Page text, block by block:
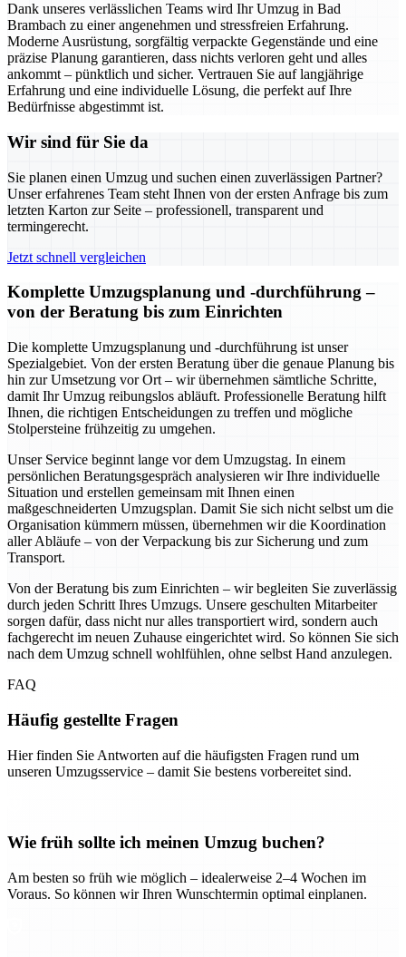
Dank unseres verlässlichen Teams wird Ihr Umzug in Bad
Brambach zu einer angenehmen und stressfreien Erfahrung.
Moderne Ausrüstung, sorgfältig verpackte Gegenstände und eine
präzise Planung garantieren, dass nichts verloren geht und alles
ankommt – pünktlich und sicher. Vertrauen Sie auf langjährige
Erfahrung und eine individuelle Lösung, die perfekt auf Ihre
Bedürfnisse abgestimmt ist.
Wir sind für Sie da
Sie planen einen Umzug und suchen einen zuverlässigen Partner?
Unser erfahrenes Team steht Ihnen von der ersten Anfrage bis zum
letzten Karton zur Seite – professionell, transparent und
termingerecht.
Jetzt schnell vergleichen
Komplette Umzugsplanung und -durchführung –
von der Beratung bis zum Einrichten
Die komplette Umzugsplanung und -durchführung ist unser
Spezialgebiet. Von der ersten Beratung über die genaue Planung bis
hin zur Umsetzung vor Ort – wir übernehmen sämtliche Schritte,
damit Ihr Umzug reibungslos abläuft. Professionelle Beratung hilft
Ihnen, die richtigen Entscheidungen zu treffen und mögliche
Stolpersteine frühzeitig zu umgehen.
Unser Service beginnt lange vor dem Umzugstag. In einem
persönlichen Beratungsgespräch analysieren wir Ihre individuelle
Situation und erstellen gemeinsam mit Ihnen einen
maßgeschneiderten Umzugsplan. Damit Sie sich nicht selbst um die
Organisation kümmern müssen, übernehmen wir die Koordination
aller Abläufe – von der Verpackung bis zur Sicherung und zum
Transport.
Von der Beratung bis zum Einrichten – wir begleiten Sie zuverlässig
durch jeden Schritt Ihres Umzugs. Unsere geschulten Mitarbeiter
sorgen dafür, dass nicht nur alles transportiert wird, sondern auch
fachgerecht im neuen Zuhause eingerichtet wird. So können Sie sich
nach dem Umzug schnell wohlfühlen, ohne selbst Hand anzulegen.
FAQ
Häufig gestellte Fragen
Hier finden Sie Antworten auf die häufigsten Fragen rund um
unseren Umzugsservice – damit Sie bestens vorbereitet sind.
Wie früh sollte ich meinen Umzug buchen?
Am besten so früh wie möglich – idealerweise 2–4 Wochen im
Voraus. So können wir Ihren Wunschtermin optimal einplanen.